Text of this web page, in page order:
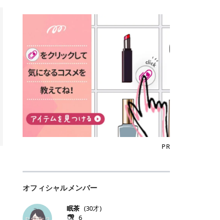
アとしても活用できます。 トナーパ
ッドの選び方 トナーパッドは、配合
成分やパッドの素材によって特徴が
異なります。 自分の肌悩みや理想の
仕上がりに合わせて選ぶことで、毎
日のスキンケアに取り入れやすくな
ります。 肌悩みに合わせて選ぶ パ
ッドの素材で選ぶ トナーパッドの使
い方 洗顔後すぐの清潔な肌に使用し
ます。 STEP1 エンボス面（凹凸
面）で顔全体をやさしく拭き取りま
す。 特に小鼻・あご・額など皮脂や
古い角質が気になる部分は丁寧にな
じませましょう。 STEP2 パッドを
裏返し、フラット面で顔全体をやさ
しく押さえながら化粧水をなじませ
キンケアを行います。 乾燥が気にな
パックとして使用するのもおすすめ
こからは、保湿ケアや肌荒れケア、
毛穴ケアなど目的別におすすめのト
するまでの期間や必要な施術回数が
大きな違いとして挙げられます！ 医
療脱毛は、医療機関（クリニックや
皮膚科など）だけで扱える高出力の
レーザーを使って、発毛組織にアプ
ローチする施術といわれています。
そのため、少ない回数で永久脱毛
（※）を目指すことができます。
（※永久脱毛とは一生毛が1本も生
えてこないという意味ではなく、ア
メリカの基準に基づき「長期間にわ
たって毛量が明らかに減少している
状態が維持されること」を指しま
のがメリットですが、毛根を破壊す
ます。 なお、医療脱毛は保険がきか
ない自由診療なので、クリニックに
います。だからこそ、しっかり比較
すい ラシャ メディオスターNeXT P
RO ジェントルYAGプロ 公式サイト
> ※医療脱毛は自由診療です。治療
には赤み、痒み、火傷、毛嚢炎、一
時的な硬毛化などのリスクが伴いま
す。 目次▼ 1. エミナルクリニック
の魅力とは？選ばれる3つの特徴 ・
最短6か月からの脱毛プランが選べ
る！ ・全国60院以上＆21時まで営
業！ ・痛みに配慮した医療脱毛器の
導入と肌トラブル対応 2. エミナル
クリニックの口コミ・評判 3. エミ
ナルクリニックの全身脱毛料金プラ
・追加費用がかからないシステム ・
リニックのお得な割引・キャンペー
で割引 ・ペア限定プラン｜家族や友
人と一緒にスタートできる ・他社か
ような血色感を演出するヌーディー
ピンク。 黄みと青みのバランスが良
く、自然になじむコーラル系カラー
です。 自然な血色感をプラスしてく
れるので、ナチュラルメイクとの相
性抜群。 可愛らしく、多幸感のある
印象に仕上がります。 ワインベリー
｜気品をまとうローズレッド 深みの
ある青みレッド。 大人っぽく華やか
な印象を与えるベリーカラーです。
ひと塗りで顔全体が華やかになり、
リップを主役にしたメイクが完成。
クールで上品な雰囲気を演出できま
ニュートラルな発色で、肌色を選び
落ち着いた印象に仕上がり、オン・
いめメイクにもカジュアルメイクに
もマッチします。 ラズベリーケーキ
ーグロスが広がり、ふっくらボリュ
フティングしたような、新しいリッ
プティンググロス💄 実際に使用した
方のクチコミ > 5 > プルプル > 唇に
塗るPDRNグロス > > AMUSE ジェ
ルフィットグロス > > ぷっくりツヤ
ツヤだけどベタっとした感じはなく
て使いやすいですね。プランピング
効果で少しスーッとします。ここは
好き嫌いがあるかもしれませんが慣
チップは片面がツルツル、片面がモ
ケモケになってます。 > > 桜グロス
【日本限定色】：上品なピンクベー
も上品で使いやすい色ですね。すも
いるので華やかそうに見えるけど、
> > スキンケア成分が配合されてい
て保湿もしっかりしてくれます。最
も、＠cosmeも、いつものコスメ購
入を“ちょっとお得”に変えられるの
が、トラミーリワードです✨ 今回
は、トラミーリワードの特徴や活用
方法、美容好きさんにおすすめな理
由を詳しくご紹介します！ トラミー
リワードとは？ 「トラミーリワー
ド」は、東証グロース上場企業であ
る株式会社アイズが運営する、安
心・安全なポイントサイト機能で
す。 トラミーリワードは、トラミー
会員向けのポイントサービスです。
対象ショップやサービスを利用する
ことでポイントを獲得でき、貯まっ
たポイントはAmazonギフト券やド
ットマネーなどに交換できます。 普
イ活初心者でも始めやすいのが魅力
段よく使っているコスメ通販サイト
けでポイントが貯まるのが大きな魅
力です✨ 例えば、、、 ・メガ割の
PR
オフィシャルメンバー
眠茶 (30才)
6